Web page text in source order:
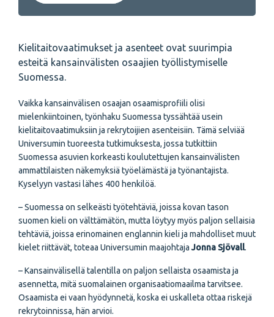
Kielitaitovaatimukset ja asenteet ovat suurimpia
esteitä kansainvälisten osaajien työllistymiselle
Suomessa.
Vaikka kansainvälisen osaajan osaamisprofiili olisi
mielenkiintoinen, työnhaku Suomessa tyssähtää usein
kielitaitovaatimuksiin ja rekrytoijien asenteisiin. Tämä selviää
Universumin tuoreesta tutkimuksesta, jossa tutkittiin
Suomessa asuvien korkeasti koulutettujen kansainvälisten
ammattilaisten näkemyksiä työelämästä ja työnantajista.
Kyselyyn vastasi lähes 400 henkilöä.
– Suomessa on selkeästi työtehtäviä, joissa kovan tason
suomen kieli on välttämätön, mutta löytyy myös paljon sellaisia
tehtäviä, joissa erinomainen englannin kieli ja mahdolliset muut
kielet riittävät, toteaa Universumin maajohtajaJonna Sjövall.
– Kansainvälisellä talentilla on paljon sellaista osaamista ja
asennetta, mitä suomalainen organisaatiomaailma tarvitsee.
Osaamista ei vaan hyödynnetä, koska ei uskalleta ottaa riskejä
rekrytoinnissa, hän arvioi.